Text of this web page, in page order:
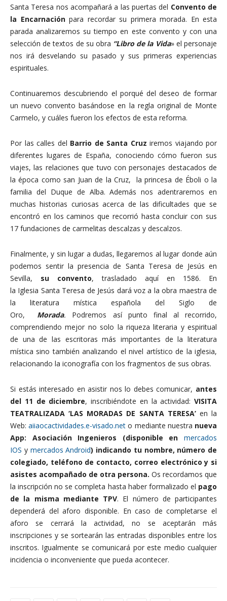
Santa Teresa nos acompañará a las puertas del Convento de
la Encarnaciónpara recordar su primera morada. En esta
parada analizaremos su tiempo en este convento y con una
selección de textos de su obra “Libro de la Vida» el personaje
nos irá desvelando su pasado y sus primeras experiencias
espirituales.
Continuaremos descubriendo el porqué del deseo de formar
un nuevo convento basándose en la regla original de Monte
Carmelo, y cuáles fueron los efectos de esta reforma.
Por las calles del Barrio de Santa Cruz iremos viajando por
diferentes lugares de España, conociendo cómo fueron sus
viajes, las relaciones que tuvo con personajes destacados de
la época como san Juan de la Cruz, la princesa de Éboli o la
familia del Duque de Alba. Además nos adentraremos en
muchas historias curiosas acerca de las dificultades que se
encontró en los caminos que recorrió hasta concluir con sus
17 fundaciones de carmelitas descalzas y descalzos.
Finalmente, y sin lugar a dudas, llegaremos al lugar donde aún
podemos sentir la presencia de Santa Teresa de Jesús en
Sevilla, su convento, trasladado aquí en 1586. En
la Iglesia Santa Teresa de Jesús dará voz a la obra maestra de
la literatura mística española del Siglo de
Oro, Morada. Podremos así punto final al recorrido,
comprendiendo mejor no solo la riqueza literaria y espiritual
de una de las escritoras más importantes de la literatura
mística sino también analizando el nivel artístico de la iglesia,
relacionando la iconografía con los fragmentos de sus obras.
Si estás interesado en asistir nos lo debes comunicar, antes
del 11 de diciembre, inscribiéndote en la actividad: VISITA
TEATRALIZADA ‘LAS MORADAS DE SANTA TERESA’en la
Web:aiiaocactividades.e-visado.net o mediante nuestra nueva
App: Asociación Ingenieros (disponible en mercados
IOS y mercados Android) indicando tu nombre, número de
colegiado, teléfono de contacto, correo electrónico y si
asistes acompañado de otra persona. Os recordamos que
la inscripción no se completa hasta haber formalizado el pago
de la misma mediante TPV. El número de participantes
dependerá del aforo disponible. En caso de completarse el
aforo se cerrará la actividad, no se aceptarán más
inscripciones y se sortearán las entradas disponibles entre los
inscritos. Igualmente se comunicará por este medio cualquier
incidencia o inconveniente que pueda acontecer.